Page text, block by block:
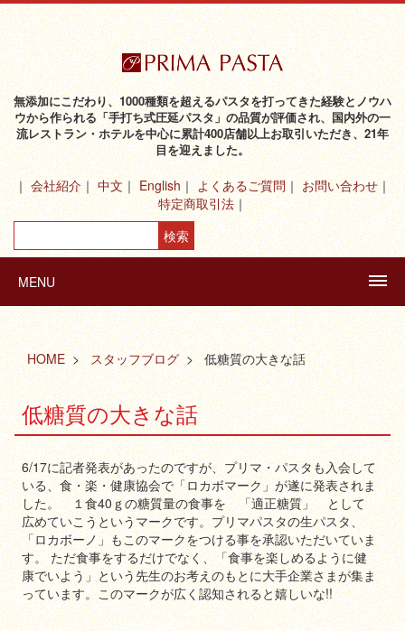
無添加にこだわり、1000種類を超えるパスタを打ってきた経験とノウハ
ウから作られる「手打ち式圧延パスタ」の品質が評価され、国内外の一
流レストラン・ホテルを中心に累計400店舗以上お取引いただき、21年
目を迎えました。
会社紹介 中文 English よくあるご質問
お問い合わせ
特定商取引法
MENU
HOME スタッフブログ 低糖質の大きな話
低糖質の大きな話
6/17に記者発表があったのですが、プリマ・パスタも入会して
いる、食・楽・健康協会で「ロカボマーク」が遂に発表されま
した。 １食40ｇの糖質量の食事を 「適正糖質」 として
広めていこうというマークです。プリマパスタの生パスタ、
「ロカボーノ」もこのマークをつける事を承認いただいていま
す。 ただ食事をするだけでなく、「食事を楽しめるように健
康でいよう」という先生のお考えのもとに大手企業さまが集ま
っています。このマークが広く認知されると嬉しいな!!